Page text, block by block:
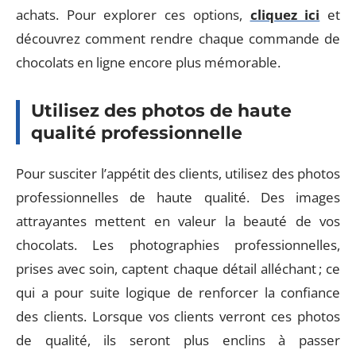
achats. Pour explorer ces options, cliquez ici et
découvrez comment rendre chaque commande de
chocolats en ligne encore plus mémorable.
Utilisez des photos de haute
qualité professionnelle
Pour susciter l’appétit des clients, utilisez des photos
professionnelles de haute qualité. Des images
attrayantes mettent en valeur la beauté de vos
chocolats. Les photographies professionnelles,
prises avec soin, captent chaque détail alléchant ; ce
qui a pour suite logique de renforcer la confiance
des clients. Lorsque vos clients verront ces photos
de qualité, ils seront plus enclins à passer